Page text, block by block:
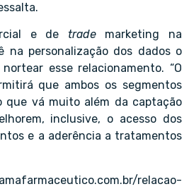
e de trademarketing na
na personalização dos dadoso
esse relacionamento. “O
que ambos os segmentos
que vá muito além da captação
inclusive, o acesso dos
e a aderência a tratamentos
relacao-